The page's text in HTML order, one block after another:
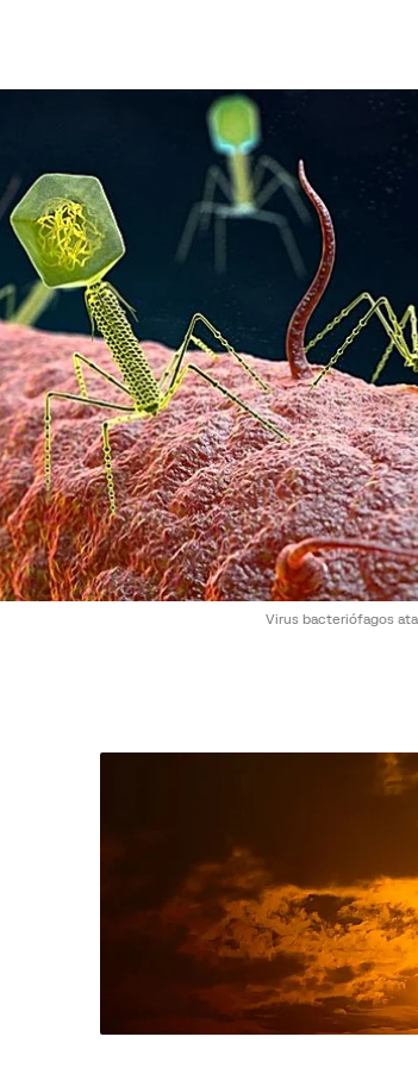
Virus bacteriófagos